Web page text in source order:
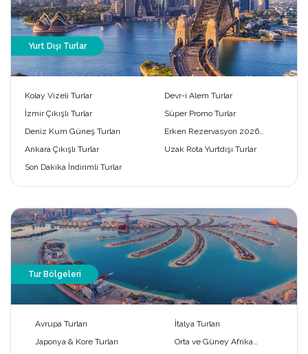
Yurt Dışı Turlar
Kolay Vizeli Turlar
Devr-i Alem Turlar
İzmir Çıkışlı Turlar
Süper Promo Turlar
Deniz Kum Güneş Turları
Erken Rezervasyon 2026
Ankara Çıkışlı Turlar
Uzak Rota Yurtdışı Turlar
Son Dakika İndirimli Turlar
Tur Bölgeleri
Avrupa Turları
İtalya Turları
Japonya & Kore Turları
Orta ve Güney Afrika